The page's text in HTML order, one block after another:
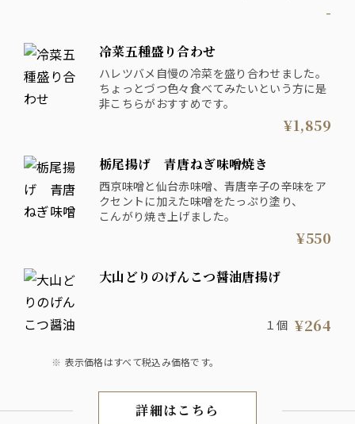
です。
-
冷菜五種盛り合わせ
ハレツバメ自慢の冷菜を盛り合わせました。
ちょっとづつ色々食べてみたいという方に是
非こちらがおすすめです。
¥1,859
栃尾揚げ 青唐ねぎ味噌焼き
西京味噌と仙台赤味噌、青唐辛子の辛味をア
クセントに加えた味噌をたっぷり塗り、
こんがり焼き上げました。
¥550
大山どりのげんこつ醤油唐揚げ
１個 ¥264
表示価格はすべて税込み価格です。
お料理
詳細はこちら